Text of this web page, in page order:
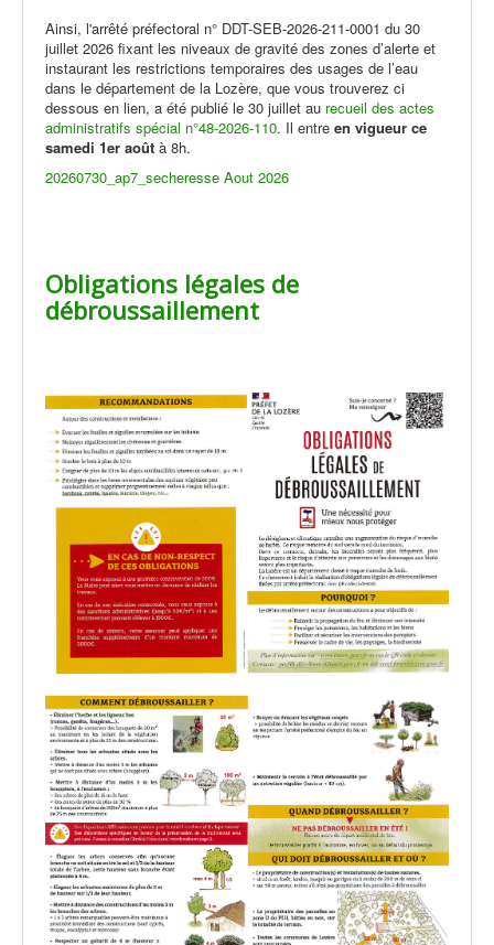
Ainsi, l'arrêté préfectoral n° DDT-SEB-2026-211-0001 du 30
juillet 2026 fixant les niveaux de gravité des zones d’alerte et
instaurant les restrictions temporaires des usages de l’eau
dans le département de la Lozère, que vous trouverez ci
dessous en lien, a été publié le 30 juillet au recueil des actes
administratifs spécial n°48-2026-110. Il entre en vigueur ce
samedi 1er août à 8h.
20260730_ap7_secheresse Aout 2026
Obligations légales de
débroussaillement